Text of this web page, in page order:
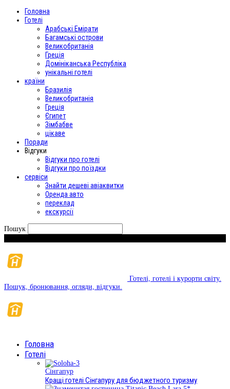
Головна
Готелі
Арабські Емірати
Багамські острови
Великобританія
Греція
Домініканська Республіка
унікальні готелі
країни
Бразилія
Великобританія
Греція
Єгипет
Зімбабве
цікаве
Поради
Відгуки
Відгуки про готелі
Відгуки про поїздки
сервіси
Знайти дешеві авіаквитки
Оренда авто
переклад
екскурсії
Пошук
Готелі, готелі і курорти світу.
Пошук, бронювання, огляди, відгуки.
Головна
Готелі
Сінгапур
Кращі готелі Сінгапуру для бюджетного туризму